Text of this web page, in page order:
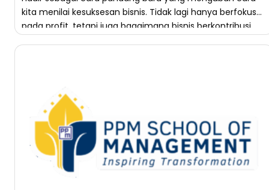
kita menilai kesuksesan bisnis. Tidak lagi hanya berfokus
pada profit, tetapi juga bagaimana bisnis berkontribusi